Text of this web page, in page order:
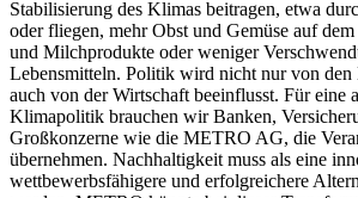
Stabilisierung des Klimas beitragen, etwa
oder fliegen, mehr Obst und Gemüse auf
und Milchprodukte oder weniger
Lebensmitteln. Politik wird nicht nur von den
auch von der Wirtschaft beeinflusst. Für eine
Klimapolitik brauchen wir Banken,
Großkonzerne wie die METRO AG, die
übernehmen. Nachhaltigkeit muss als eine
wettbewerbsfähigere und erfolgreichere